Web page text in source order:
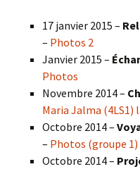
17 janvier 2015 –
– Photos 2
Janvier 2015 –
Photos
Novembre 2014 –
Maria Jalma (4LS1)
Octobre 2014 –
– Photos (groupe 1)
Octobre 2014 –